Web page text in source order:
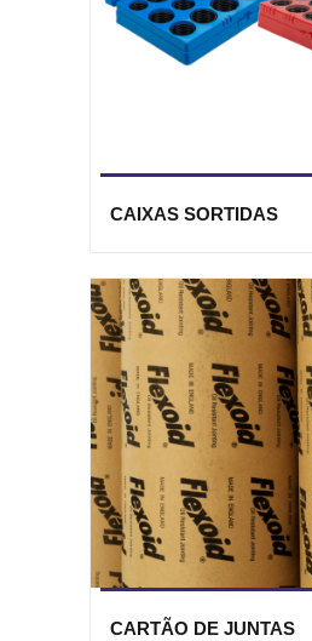
CAIXAS SORTIDAS
CARTÃO DE JUNTAS